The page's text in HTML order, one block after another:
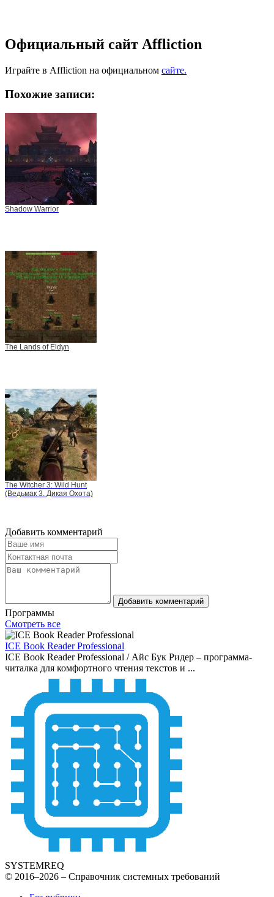
Официальный сайт Affliction
Играйте в Affliction на официальном сайте.
Похожие записи:
Shadow Warrior
The Lands of Eldyn
The Witcher 3: Wild Hunt
(Ведьмак 3. Дикая Охота)
Добавить комментарий
Добавить комментарий
Программы
Смотреть все
ICE Book Reader Professional
ICE Book Reader Professional / Айс Бук Ридер – программа-
читалка для комфортного чтения текстов и ...
SYSTEMREQ
© 2016–2026 – Справочник системных требований